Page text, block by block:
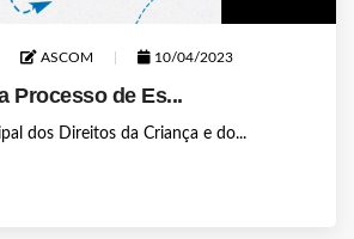
ASCOM 10/04/2023
Processo de Es...
dos Direitos da Criança e do...